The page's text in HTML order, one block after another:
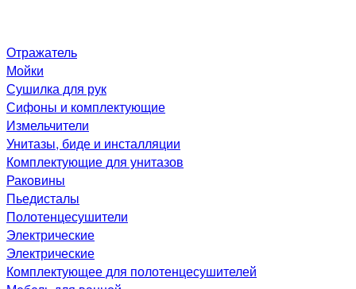
Отражатель
Мойки
Сушилка для рук
Сифоны и комплектующие
Измельчители
Унитазы, биде и инсталляции
Комплектующие для унитазов
Раковины
Пьедисталы
Полотенцесушители
Электрические
Электрические
Комплектующее для полотенцесушителей